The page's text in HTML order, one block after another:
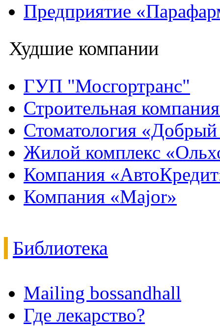
Предприятие
Худшие компании
ГУП "Мосгортранс"
Строительная
Стоматология
Жилой комплекс
Компания
Компания «Major»
Библиотека
Mailing bossandhall
Где лекарство?